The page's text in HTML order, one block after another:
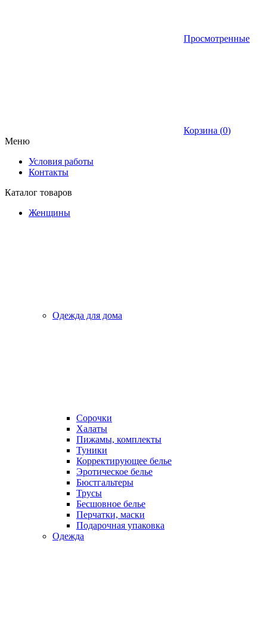
Просмотренные
Корзина (0)
Меню
Условия работы
Контакты
Каталог товаров
Женщины
Одежда для дома
Сорочки
Халаты
Пижамы, комплекты
Туники
Корректирующее белье
Эротическое белье
Бюстгальтеры
Трусы
Бесшовное белье
Перчатки, маски
Подарочная упаковка
Одежда